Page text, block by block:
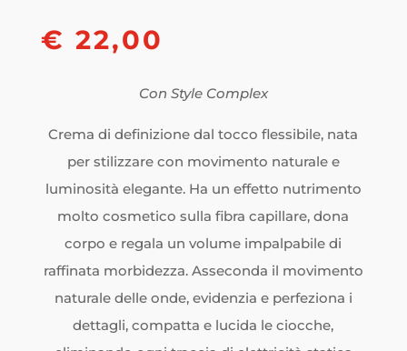
€ 22,00
Con Style Complex
Crema di definizione dal tocco flessibile, nata
per stilizzare con movimento naturale e
luminosità elegante. Ha un effetto nutrimento
molto cosmetico sulla fibra capillare, dona
corpo e regala un volume impalpabile di
raffinata morbidezza. Asseconda il movimento
naturale delle onde, evidenzia e perfeziona i
dettagli, compatta e lucida le ciocche,